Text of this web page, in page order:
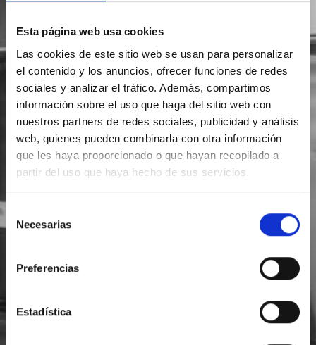
Esta página web usa cookies
Las cookies de este sitio web se usan para personalizar
el contenido y los anuncios, ofrecer funciones de redes
sociales y analizar el tráfico. Además, compartimos
información sobre el uso que haga del sitio web con
nuestros partners de redes sociales, publicidad y análisis
web, quienes pueden combinarla con otra información
que les haya proporcionado o que hayan recopilado a
partir del uso que haya hecho de sus servicios.
de Necesarias
Preferencias
Estadística